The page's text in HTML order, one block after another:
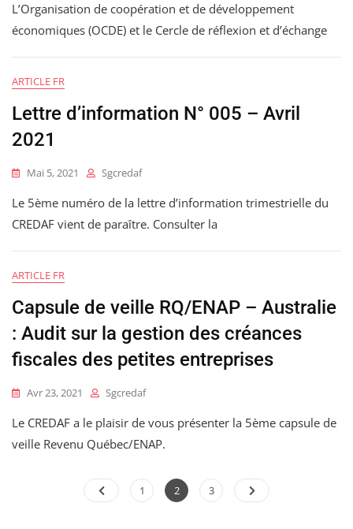
L’Organisation de coopération et de développement
économiques (OCDE) et le Cercle de réflexion et d’échange
ARTICLE FR
Lettre d’information N° 005 – Avril
2021
Mai 5, 2021 Sgcredaf
Le 5ème numéro de la lettre d’information trimestrielle du
CREDAF vient de paraître. Consulter la
ARTICLE FR
Capsule de veille RQ/ENAP – Australie
: Audit sur la gestion des créances
fiscales des petites entreprises
Avr 23, 2021 Sgcredaf
Le CREDAF a le plaisir de vous présenter la 5ème capsule de
veille Revenu Québec/ENAP.
Pagination
Page
1 Page
2 Page
3